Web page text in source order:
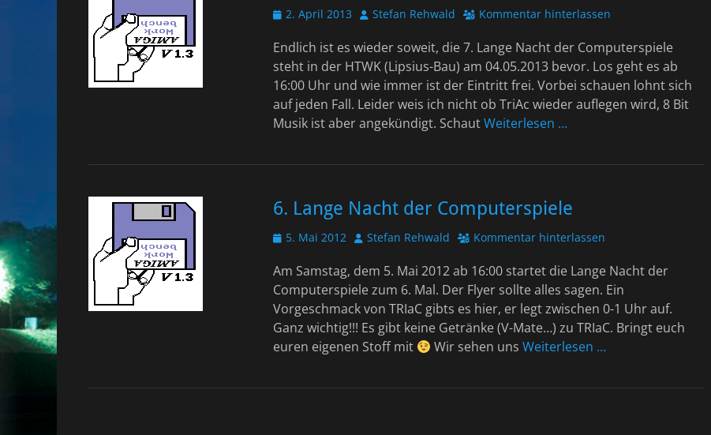
Veröffentlicht
2. April 2013 AutorStefan Rehwald Kommentar hinterlassen
Endlich ist es wieder soweit, die 7. Lange Nacht der Computerspiele
steht in der HTWK (Lipsius-Bau) am 04.05.2013 bevor. Los geht es ab
16:00 Uhr und wie immer ist der Eintritt frei. Vorbei schauen lohnt sich
auf jeden Fall. Leider weis ich nicht ob TriAc wieder auflegen wird, 8 Bit
Musik ist aber angekündigt. SchautWeiterlesen …
6. Lange Nacht der Computerspiele
Veröffentlicht
5. Mai 2012 AutorStefan Rehwald Kommentar hinterlassen
Am Samstag, dem 5. Mai 2012 ab 16:00 startet die Lange Nacht der
Computerspiele zum 6. Mal. Der Flyer sollte alles sagen. Ein
Vorgeschmack von TRIaC gibts es hier, er legt zwischen 0-1 Uhr auf.
Ganz wichtig!!! Es gibt keine Getränke (V-Mate…) zu TRIaC. Bringt euch
euren eigenen Stoff mit
Wir sehen unsWeiterlesen …